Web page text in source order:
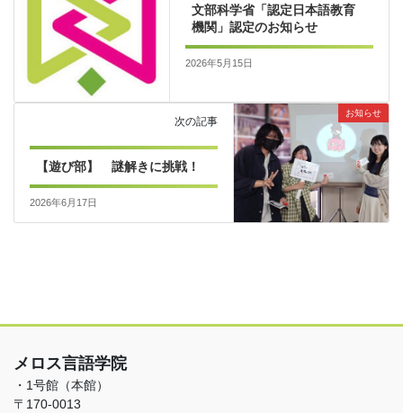
文部科学省「認定日本語教育
機関」認定のお知らせ
2026年5月15日
お知らせ
次の記事
【遊び部】 謎解きに挑戦！
2026年6月17日
メロス言語学院
・1号館（本館）
〒170-0013